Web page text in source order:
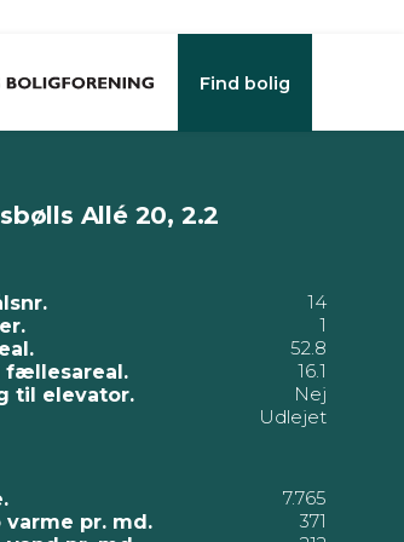
Find bolig
Allé 20, 2.2
14
1
52.8
fællesareal.
16.1
til elevator.
Nej
Udlejet
7.765
varme pr. md.
371